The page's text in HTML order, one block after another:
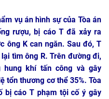
vụ án hình sự của Tòa án
rượu, bị cáo T đã xảy ra
ông K can ngăn. Sau đó, T
tìm ông R. Trên đường đi,
khí tấn công và gây
tổn thương cơ thể 35%. Tòa
bị cáo T phạm tội cố ý gây